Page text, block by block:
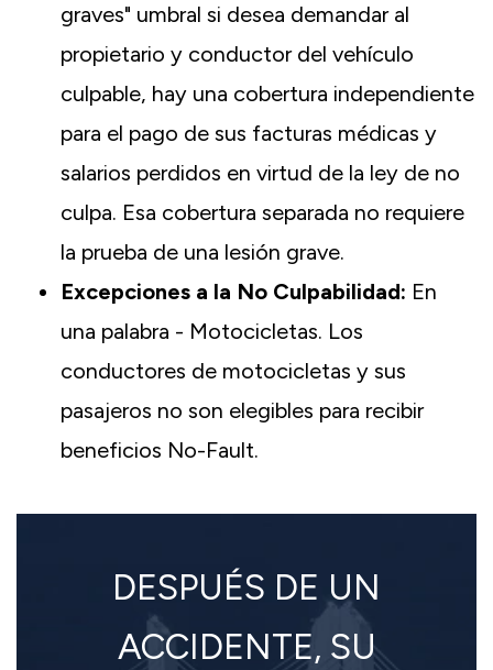
graves" umbral si desea demandar al
propietario y conductor del vehículo
culpable, hay una cobertura independiente
para el pago de sus facturas médicas y
salarios perdidos en virtud de la ley de no
culpa. Esa cobertura separada no requiere
la prueba de una lesión grave.
Excepciones a la No Culpabilidad: En
una palabra - Motocicletas. Los
conductores de motocicletas y sus
pasajeros no son elegibles para recibir
beneficios No-Fault.
DESPUÉS DE UN
ACCIDENTE, SU